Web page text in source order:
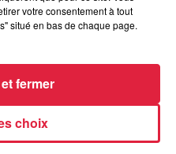
et Saveurs d'Automne »
Une exposition de
sur les champignons
dans la salle Alphonse Haag
est limité à 30
des stands de
décorations de jardin,
votre consentement à tout
situé en bas de chaque page.
choix
fermer